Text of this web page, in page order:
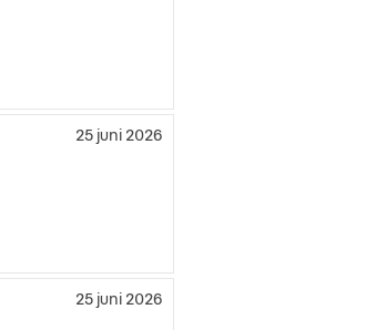
25 juni 2026
25 juni 2026